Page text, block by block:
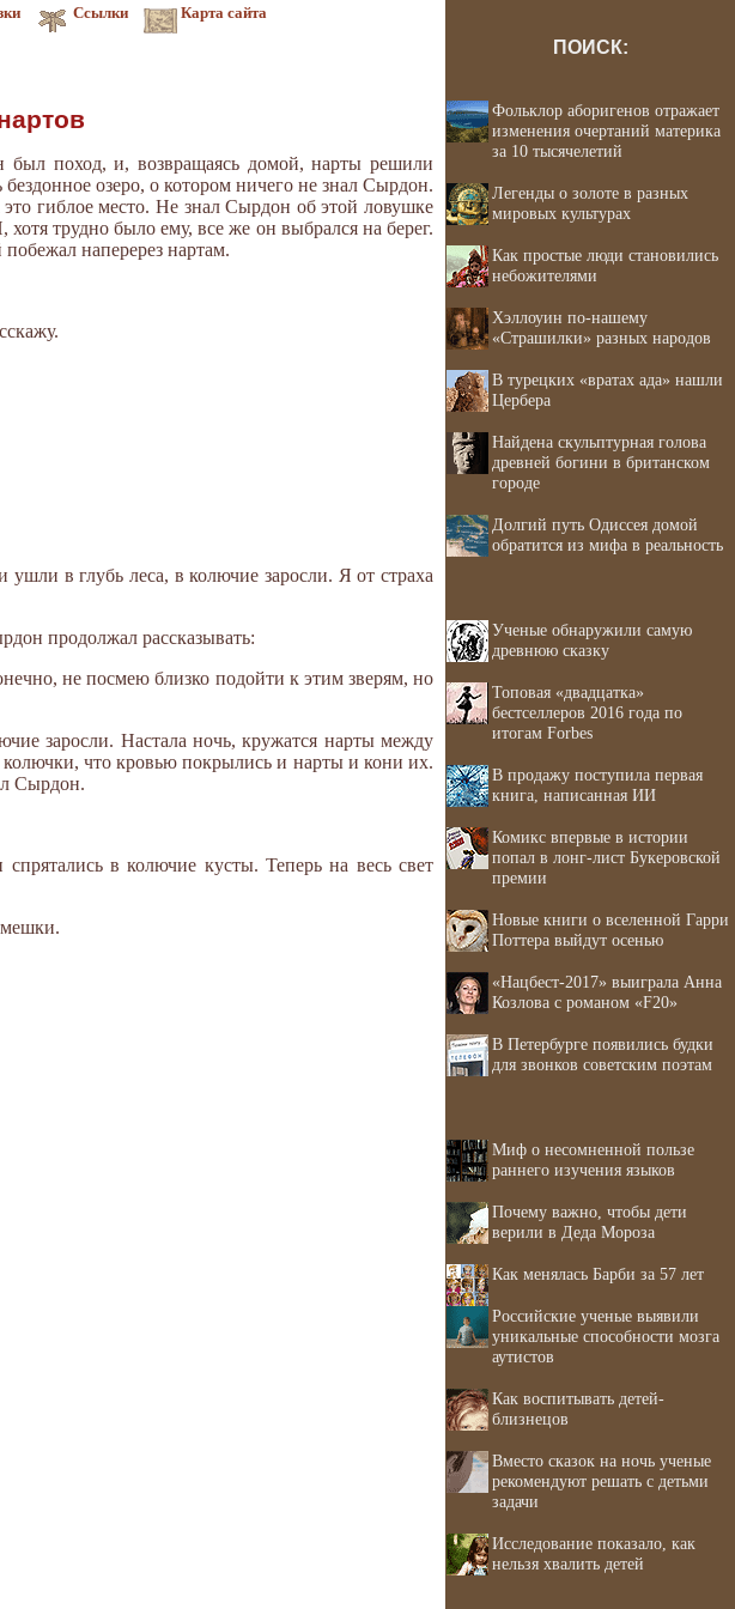
Ссылки Карта сайта
поход, и, возвращаясь домой, нарты решили
озеро, о котором ничего не знал Сырдон.
гиблое место. Не знал Сырдон об этой ловушке
трудно было ему, все же он выбрался на берег.
наперерез нартам.
ушли в глубь леса, в колючие заросли. Я от страха
продолжал рассказывать:
не посмею близко подойти к этим зверям, но
заросли. Настала ночь, кружатся нарты между
что кровью покрылись и нарты и кони их.
Сырдон.
в колючие кусты. Теперь на весь свет
ПОИСК:
Фольклор аборигенов отражает
изменения очертаний материка
за 10 тысячелетий
Легенды о золоте в разных
мировых культурах
Как простые люди становились
небожителями
Хэллоуин по-нашему
«Страшилки» разных народов
В турецких «вратах ада» нашли
Цербера
Найдена скульптурная голова
древней богини в британском
городе
Долгий путь Одиссея домой
обратится из мифа в реальность
Ученые обнаружили самую
древнюю сказку
Топовая «двадцатка»
бестселлеров 2016 года по
итогам Forbes
В продажу поступила первая
книга, написанная ИИ
Комикс впервые в истории
попал в лонг-лист Букеровской
премии
Новые книги о вселенной Гарри
Поттера выйдут осенью
«Нацбест-2017» выиграла Анна
Козлова с романом «F20»
В Петербурге появились будки
для звонков советским поэтам
Миф о несомненной пользе
раннего изучения языков
Почему важно, чтобы дети
верили в Деда Мороза
Как менялась Барби за 57 лет
Российские ученые выявили
уникальные способности мозга
аутистов
Как воспитывать детей-
близнецов
Вместо сказок на ночь ученые
рекомендуют решать с детьми
задачи
Исследование показало, как
нельзя хвалить детей